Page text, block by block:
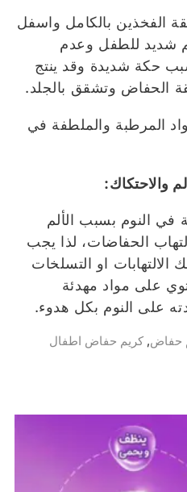
الفخذين بالكامل واسفل
شديد للطفل وعدم
حكة شديدة وقد ينتج
الحفاض وتشقق بالجلد.
المرطبة والملطفة في
والاحتكاك:
النوم بسبب الألم
الحفاضات، لذا يجب
الالتهابات او التسلخات
على مواد مهدئة
على النوم بكل هدوء.
حفاض, كريم حفاض اطفال